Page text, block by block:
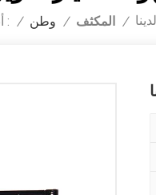
أنت في : / وطن / المكثف /